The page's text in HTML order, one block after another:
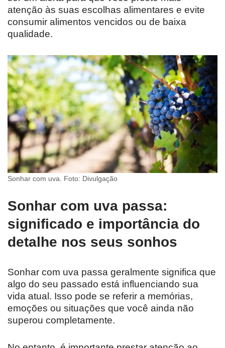
atenção às suas escolhas alimentares e evite
consumir alimentos vencidos ou de baixa
qualidade.
Sonhar com uva. Foto: Divulgação
Sonhar com uva passa:
significado e importância do
detalhe nos seus sonhos
Sonhar com uva passa geralmente significa que
algo do seu passado está influenciando sua
vida atual. Isso pode se referir a memórias,
emoções ou situações que você ainda não
superou completamente.